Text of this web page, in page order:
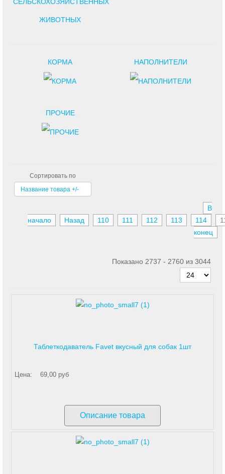
КОРМА НАПОЛНИТЕЛИ
ПРОЧИЕ
Сортировать по
Название товара +/-
В
начало
Назад 110 111 112 113 114
конец
Показано 2737 - 2760 из 3044
Таблеткодаватель Favet вкусный для собак 1шт
Цена: 69,00 руб
Описание товара